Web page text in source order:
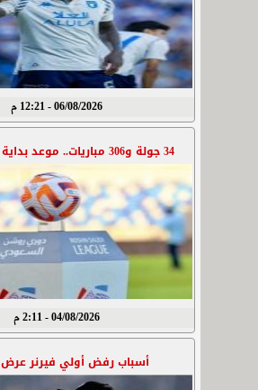
06/08/2026 - 12:21 م
34 جولة و306 مباريات.. موعد بداية دوري روشن
04/08/2026 - 2:11 م
أسباب رفض أولي فيرنر